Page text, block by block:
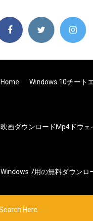
Home Windows 10チート
映画ダウンロードmp4ドウェ
Windows 7用の無料ダウンロ